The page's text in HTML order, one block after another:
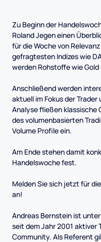
Zu Beginn der
Roland Jegen einen
für die Woche von
gefragtesten Indizes wie
werden Rohstoffe wie
Anschließend werden
aktuell im Fokus der
Analyse fließen klassische
des volumenbasierten
Volume Profile ein.
Am Ende stehen damit
Handelswoche fest.
Melden Sie sich jetzt für
an!
Andreas Bernstein ist
seit dem Jahr 2001 aktiver
Community. Als Referent